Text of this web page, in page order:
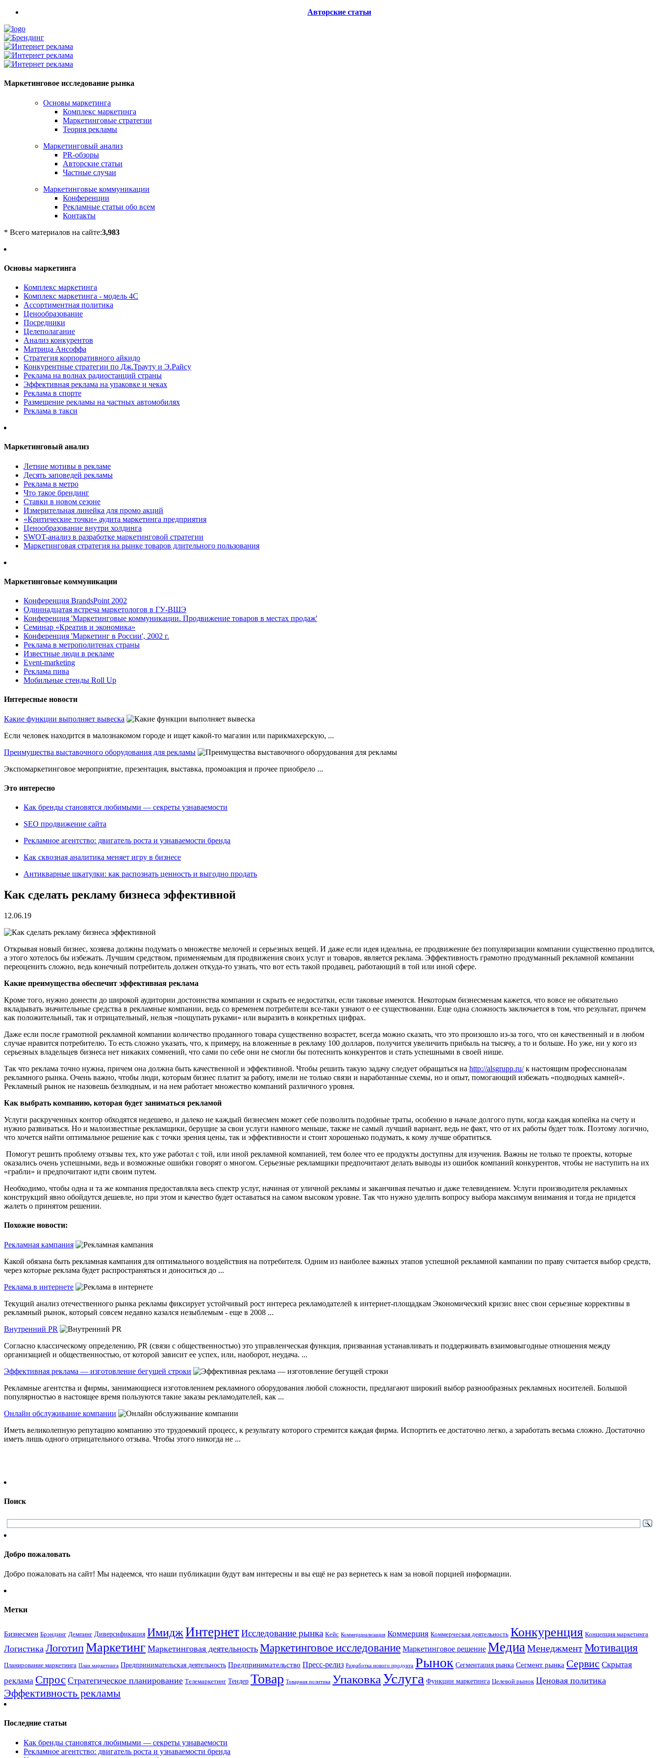
Авторские статьи
Маркетинговое исследование рынка
Основы маркетинга
Комплекс маркетинга
Маркетинговые стратегии
Теория рекламы
Маркетинговый анализ
PR-обзоры
Авторские статьи
Частные случаи
Маркетинговые коммуникации
Конференции
Рекламные статьи обо всем
Контакты
* Всего материалов на сайте:3,983
Основы маркетинга
Комплекс маркетинга
Комплекс маркетинга - модель 4С
Ассортиментная политика
Ценообразование
Посредники
Целеполагание
Анализ конкурентов
Матрица Ансоффа
Стратегия корпоративного айкидо
Конкурентные стратегии по Дж.Трауту и Э.Райсу
Реклама на волнах радиостанций страны
Эффективная реклама на упаковке и чеках
Реклама в спорте
Размещение рекламы на частных автомобилях
Реклама в такси
Маркетинговый анализ
Летние мотивы в рекламе
Десять заповедей рекламы
Реклама в метро
Что такое брендинг
Ставки в новом сезоне
Измерительная линейка для промо акций
«Критические точки» аудита маркетинга предприятия
Ценообразование внутри холдинга
SWOT-анализ в разработке маркетинговой стратегии
Маркетинговая стратегия на рынке товаров длительного пользования
Маркетинговые коммуникации
Конференция BrandsPoint 2002
Одиннадцатая встреча маркетологов в ГУ-ВШЭ
Конференция 'Маркетинговые коммуникации. Продвижение товаров в местах продаж'
Семинар «Креатив и экономика»
Конференция 'Маркетинг в России', 2002 г.
Реклама в метрополитенах страны
Известные люди в рекламе
Event-marketing
Реклама пива
Мобильные стенды Roll Up
Интересные новости
Какие функции выполняет вывеска
Если человек находится в малознакомом городе и ищет какой-то магазин или парикмахерскую, ...
Преимущества выставочного оборудования для рекламы
Экспомаркетинговое мероприятие, презентация, выставка, промоакция и прочее приобрело ...
Это интересно
Как бренды становятся любимыми — секреты узнаваемости
SEO продвижение сайта
Рекламное агентство: двигатель роста и узнаваемости бренда
Как сквозная аналитика меняет игру в бизнесе
Антикварные шкатулки: как распознать ценность и выгодно продать
Как сделать рекламу бизнеса эффективной
12.06.19
Открывая новый бизнес, хозяева должны подумать о множестве мелочей и серьезных вещей. И даже если идея идеальна, ее продвижение без популяризации компании существенно продлится,
а этого хотелось бы избежать. Лучшим средством, применяемым для продвижения своих услуг и товаров, является реклама. Эффективность грамотно продуманный рекламной компании
переоценить сложно, ведь конечный потребитель должен откуда-то узнать, что вот есть такой продавец, работающий в той или иной сфере.
Какие преимущества обеспечит эффективная реклама
Кроме того, нужно донести до широкой аудитории достоинства компании и скрыть ее недостатки, если таковые имеются. Некоторым бизнесменам кажется, что вовсе не обязательно
вкладывать значительные средства в рекламные компании, ведь со временем потребители все-таки узнают о ее существовании. Еще одна сложность заключается в том, что результат, причем
как положительный, так и отрицательный, нельзя «пощупать руками» или выразить в конкретных цифрах.
Даже если после грамотной рекламной компании количество проданного товара существенно возрастет, всегда можно сказать, что это произошло из-за того, что он качественный и в любом
случае нравится потребителю. То есть сложно указать, что, к примеру, на вложенные в рекламу 100 долларов, получится увеличить прибыль на тысячу, а то и больше. Но уже, ни у кого из
серьезных владельцев бизнеса нет никаких сомнений, что сами по себе они не смогли бы потеснить конкурентов и стать успешными в своей нише.
Так что реклама точно нужна, причем она должна быть качественной и эффективной. Чтобы решить такую задачу следует обращаться на http://alsgrupp.ru/к настоящим профессионалам
рекламного рынка. Очень важно, чтобы люди, которым бизнес платит за работу, имели не только связи и наработанные схемы, но и опыт, помогающий избежать «подводных камней».
Рекламный рынок не назовешь безлюдным, и на нем работает множество компаний различного уровня.
Как выбрать компанию, которая будет заниматься рекламой
Услуги раскрученных контор обходятся недешево, и далеко не каждый бизнесмен может себе позволить подобные траты, особенно в начале долгого пути, когда каждая копейка на счету и
нужно развиваться. Но и малоизвестные рекламщики, берущие за свои услуги намного меньше, также не самый лучший вариант, ведь не факт, что от их работы будет толк. Поэтому логично,
что хочется найти оптимальное решение как с точки зрения цены, так и эффективности и стоит хорошенько подумать, к кому лучше обратиться.
Помогут решить проблему отзывы тех, кто уже работал с той, или иной рекламной компанией, тем более что ее продукты доступны для изучения. Важны не только те проекты, которые
оказались очень успешными, ведь и возможные ошибки говорят о многом. Серьезные рекламщики предпочитают делать выводы из ошибок компаний конкурентов, чтобы не наступить на их
«грабли» и предпочитают идти своим путем.
Необходимо, чтобы одна и та же компания предоставляла весь спектр услуг, начиная от уличной рекламы и заканчивая печатью и даже телевидением. Услуги производителя рекламных
конструкций явно обойдутся дешевле, но при этом и качество будет оставаться на самом высоком уровне. Так что нужно уделить вопросу выбора максимум внимания и тогда не придется
жалеть о принятом решении.
Похожие новости:
Рекламная кампания
Какой обязана быть рекламная кампания для оптимального воздействия на потребителя. Одним из наиболее важных этапов успешной рекламной кампании по праву считается выбор средств,
через которые реклама будет распространяться и доноситься до ...
Реклама в интернете
Текущий анализ отечественного рынка рекламы фиксирует устойчивый рост интереса рекламодателей к интернет-площадкам Экономический кризис внес свои серьезные коррективы в
рекламный рынок, который совсем недавно казался незыблемым - еще в 2008 ...
Внутренний PR
Согласно классическому определению, PR (связи с общественностью) это управленческая функция, призванная устанавливать и поддерживать взаимовыгодные отношения между
организацией и общественностью, от которой зависит ее успех, или, наоборот, неудача. ...
Эффективная реклама — изготовление бегущей строки
Рекламные агентства и фирмы, занимающиеся изготовлением рекламного оборудования любой сложности, предлагают широкий выбор разнообразных рекламных носителей. Большой
популярностью в настоящее время пользуются такие заказы рекламодателей, как ...
Онлайн обслуживание компании
Иметь великолепную репутацию компанию это трудоемкий процесс, к результату которого стремится каждая фирма. Испортить ее достаточно легко, а заработать весьма сложно. Достаточно
иметь лишь одного отрицательного отзыва. Чтобы этого никогда не ...
Поиск
Добро пожаловать
Добро пожаловать на сайт! Мы надеемся, что наши публикации будут вам интересны и вы ещё не раз вернетесь к нам за новой порцией информации.
Метки
Бизнесмен Брэндинг Демпинг Диверсификация ИмиджИнтернетИсследование рынка Кейс Коммерциализация Коммерция Коммерческая деятельность Конкуренция Концепция маркетинга
Логистика ЛоготипМаркетинг Маркетинговая деятельность Маркетинговое исследование Маркетинговое решение МедиаМенеджментМотивация
Планирование маркетинга План маркетинга Предпринимательская деятельность Предпринимательство Пресс-релиз Разработка нового продукта Рынок Сегментация рынка Сегмент рынка Сервис Скрытая
реклама Спрос Стратегическое планирование Телемаркетинг Тендер Товар Товарная политика Упаковка Услуга Функции маркетинга Целевой рынок Ценовая политика
Эффективность рекламы
Последние статьи
Как бренды становятся любимыми — секреты узнаваемости
Рекламное агентство: двигатель роста и узнаваемости бренда